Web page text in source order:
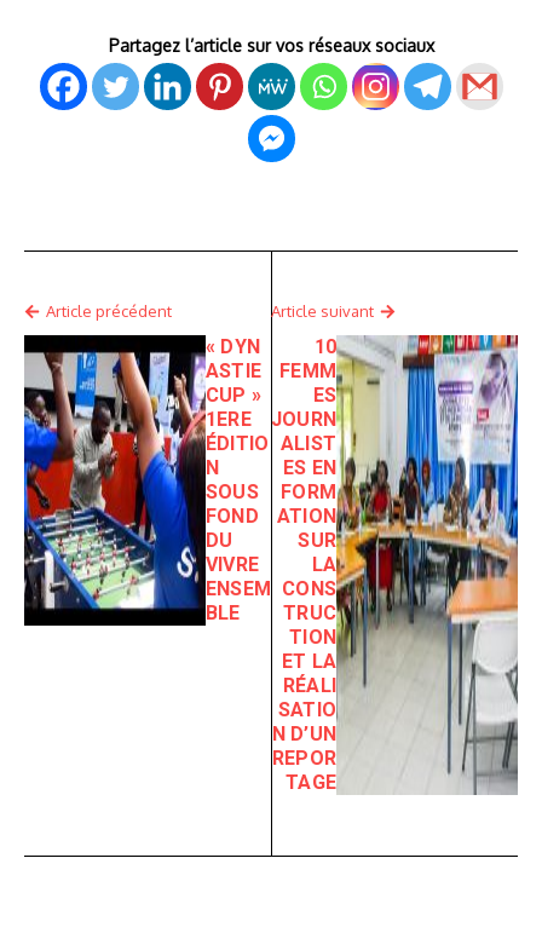
Partagez l’article sur vos réseaux sociaux
Article précédent
« DYN
ASTIE
CUP »
1ERE
ÉDITIO
N
SOUS
FOND
DU
VIVRE
ENSEM
BLE
Article suivant
10
FEMM
ES
JOURN
ALIST
ES EN
FORM
ATION
SUR
LA
CONS
TRUC
TION
ET LA
RÉALI
SATIO
N D’UN
REPOR
TAGE